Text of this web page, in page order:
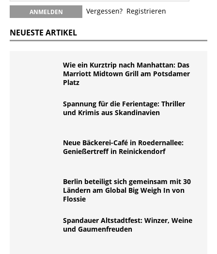
Vergessen? Registrieren
NEUESTE ARTIKEL
Wie ein Kurztrip nach Manhattan: Das
Marriott Midtown Grill am Potsdamer
Platz
Spannung für die Ferientage: Thriller
und Krimis aus Skandinavien
Neue Bäckerei-Café in Roedernallee:
Genießertreff in Reinickendorf
Berlin beteiligt sich gemeinsam mit 30
Ländern am Global Big Weigh In von
Flossie
Spandauer Altstadtfest: Winzer, Weine
und Gaumenfreuden